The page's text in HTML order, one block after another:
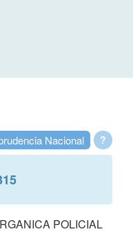
?
Nacional
POLICIAL